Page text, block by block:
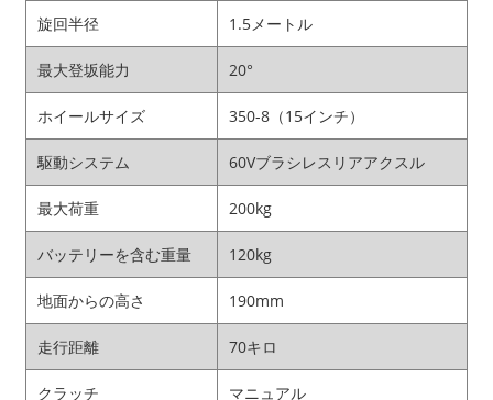
旋回半径 1.5メートル
最大登坂能力 20°
ホイールサイズ 350-8（15インチ）
駆動システム 60Vブラシレスリアアクスル
最大荷重 200kg
バッテリーを含む重量 120kg
地面からの高さ 190mm
走行距離 70キロ
クラッチ マニュアル